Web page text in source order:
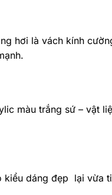
hơi là vách kính
màu trắng sứ – vật
kiểu dáng đẹp lại vừa